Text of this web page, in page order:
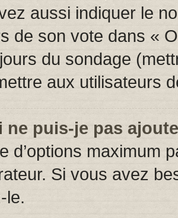
aussi indiquer le
de son vote dans «
du sondage
aux utilisateurs
ne puis-je pas
d’options maximum
Si vous avez
le.